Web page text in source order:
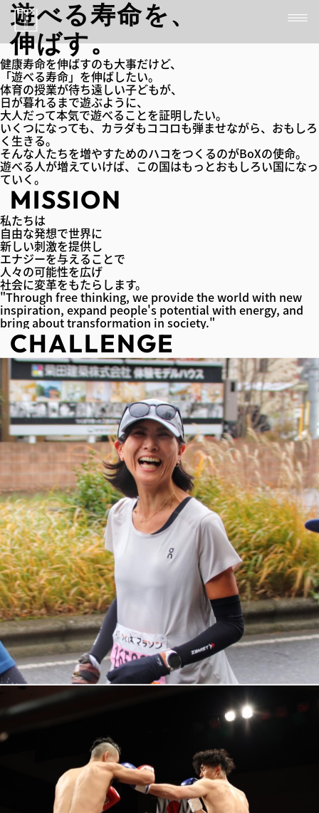
遊べる寿命を、
伸ばす。
健康寿命を伸ばすのも大事だけど、
「遊べる寿命」を伸ばしたい。
体育の授業が待ち遠しい子どもが、
日が暮れるまで遊ぶように、
大人だって本気で遊べることを証明したい。
いくつになっても、カラダもココロも弾ませながら、おもしろ
く生きる。
そんな人たちを増やすためのハコをつくるのがBoXの使命。
遊べる人が増えていけば、この国はもっとおもしろい国になっ
ていく。
MISSION
私たちは
自由な発想で世界に
新しい刺激を提供し
エナジーを与えることで
人々の可能性を広げ
社会に変革をもたらします。
"Through free thinking, we provide the world with new
inspiration, expand people's potential with energy, and
bring about transformation in society."
CHALLENGE